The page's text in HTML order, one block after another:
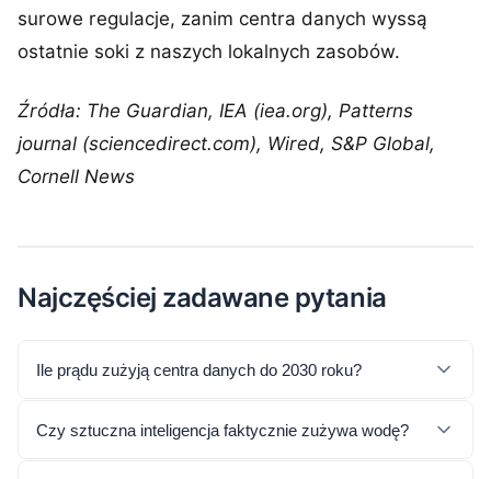
surowe regulacje, zanim centra danych wyssą
ostatnie soki z naszych lokalnych zasobów.
Źródła: The Guardian, IEA (iea.org), Patterns
journal (sciencedirect.com), Wired, S&P Global,
Cornell News
Najczęściej zadawane pytania
Ile prądu zużyją centra danych do 2030 roku?
Czy sztuczna inteligencja faktycznie zużywa wodę?